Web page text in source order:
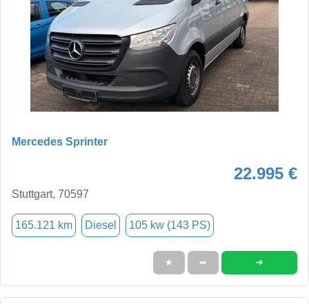
Mercedes Sprinter
22.995 €
Stuttgart, 70597
165.121 km Diesel 105 kw (143 PS)
★ ➦ ➜